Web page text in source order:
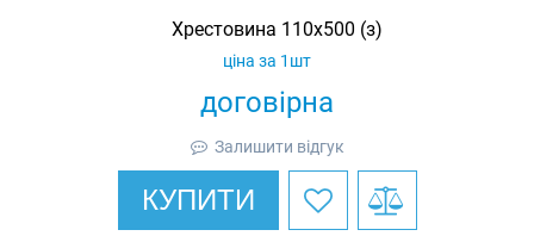
Хрестовина 110х500 (з)
договірна
ціна за 1шт
Залишити відгук
КУПИТИ